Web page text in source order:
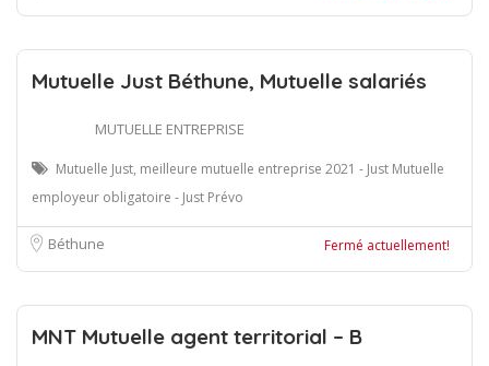
Mutuelle Just Béthune, Mutuelle salariés
MUTUELLE ENTREPRISE
Mutuelle Just, meilleure mutuelle entreprise 2021 - Just Mutuelle
employeur obligatoire - Just Prévo
Béthune Fermé actuellement!
MNT Mutuelle agent territorial – B